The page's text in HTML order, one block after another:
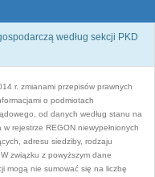
według sekcji PKD
r. zmianami przepisów prawnych
o podmiotach
od danych według stanu na
rejestrze REGON niewypełnionych
adresu siedziby, rodzaju
związku z powyższym dane
mogą nie sumować się na liczbę